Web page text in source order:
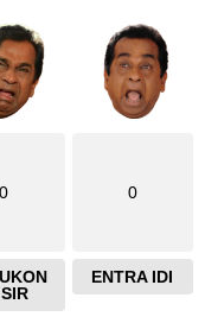
0 0
ENTRA IDI